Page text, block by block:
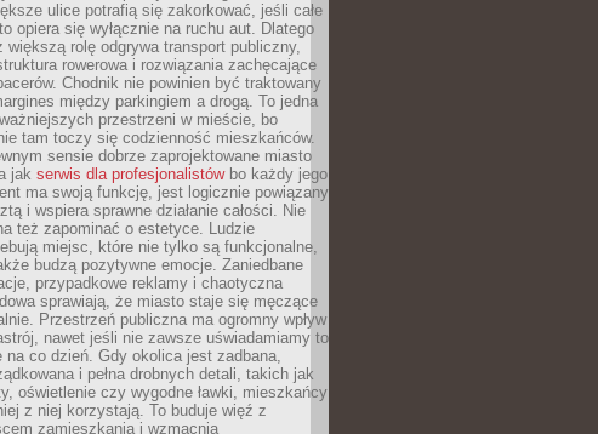
ulice potrafią się zakorkować, jeśli całe
opiera się wyłącznie na ruchu aut. Dlatego
większą rolę odgrywa transport publiczny,
rowerowa i rozwiązania zachęcające
Chodnik nie powinien być traktowany
między parkingiem a drogą. To jedna
przestrzeni w mieście, bo
tam toczy się codzienność mieszkańców.
sensie dobrze zaprojektowane miasto
jak serwis dla profesjonalistówbo każdy jego
ma swoją funkcję, jest logicznie powiązany
i wspiera sprawne działanie całości. Nie
też zapominać o estetyce. Ludzie
miejsc, które nie tylko są funkcjonalne,
budzą pozytywne emocje. Zaniedbane
przypadkowe reklamy i chaotyczna
sprawiają, że miasto staje się męczące
Przestrzeń publiczna ma ogromny wpływ
nawet jeśli nie zawsze uświadamiamy to
na co dzień. Gdy okolica jest zadbana,
i pełna drobnych detali, takich jak
oświetlenie czy wygodne ławki, mieszkańcy
z niej korzystają. To buduje więź z
zamieszkania i wzmacnia